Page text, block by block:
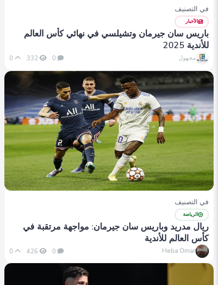
في التصنيف
الأخبار
باريس سان جيرمان وتشيلسي في نهائي كأس العالم
للأندية 2025
مجهول 0
332
في التصنيف
الرياضة
ريال مدريد وباريس سان جيرمان: مواجهة مرتقبة في
كأس العالم للأندية
Heba Omar
0
426